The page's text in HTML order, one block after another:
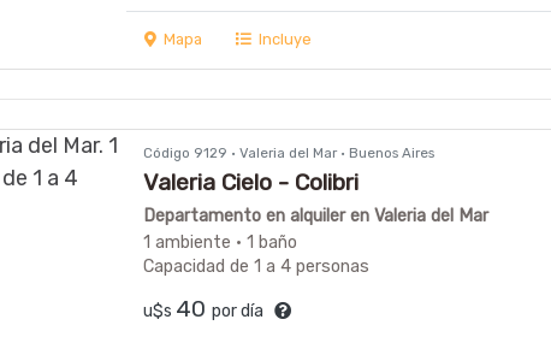
Mapa Incluye
Código 9129 · Valeria del Mar · Buenos Aires
Valeria Cielo - Colibri
Departamento en alquiler en Valeria del Mar
1 ambiente · 1 baño
Capacidad de 1 a 4 personas
u$s 40 por día